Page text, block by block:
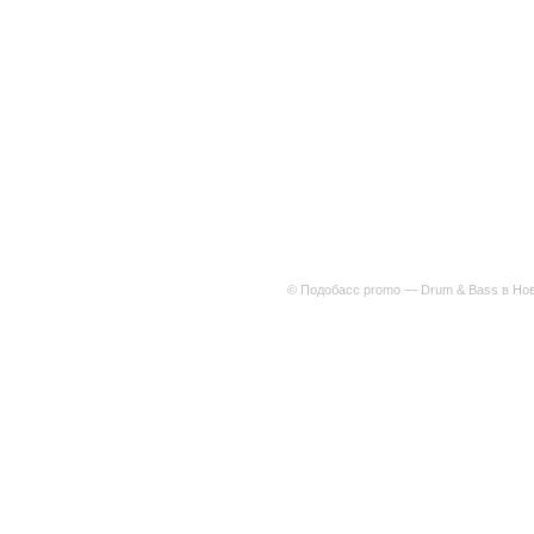
© Подобасс promo — Drum & Bass в